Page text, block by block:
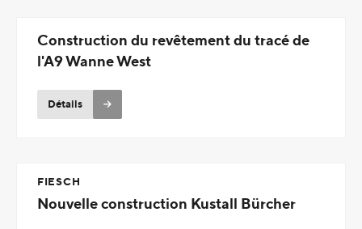
Construction du revêtement du tracé de
l'A9 Wanne West
Détails
FIESCH
Nouvelle construction Kustall Bürcher